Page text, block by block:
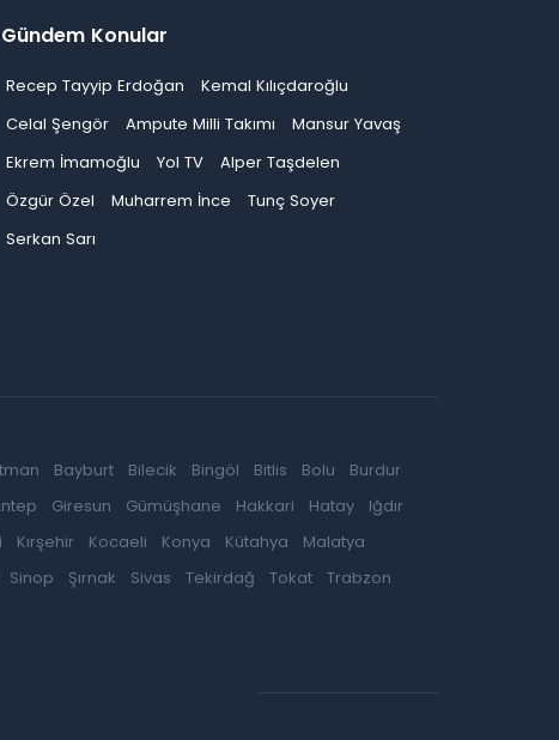
Gündem Konular
Recep Tayyip Erdoğan
Kemal Kılıçdaroğlu
Celal Şengör
Ampute Milli Takımı
Mansur Yavaş
Ekrem İmamoğlu
Yol TV
Alper Taşdelen
Özgür Özel
Muharrem İnce
Tunç Soyer
Serkan Sarı
Bayburt Bilecik Bingöl Bitlis Bolu
Burdur
Giresun Gümüşhane Hakkari Hatay
Iğdır
Kırşehir Kocaeli Konya Kütahya
Malatya
Sinop Şırnak Sivas Tekirdağ Tokat
Trabzon